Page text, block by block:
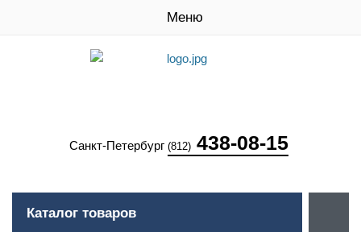
Меню
Санкт-Петербург (812) 438-08-15
Каталог товаров